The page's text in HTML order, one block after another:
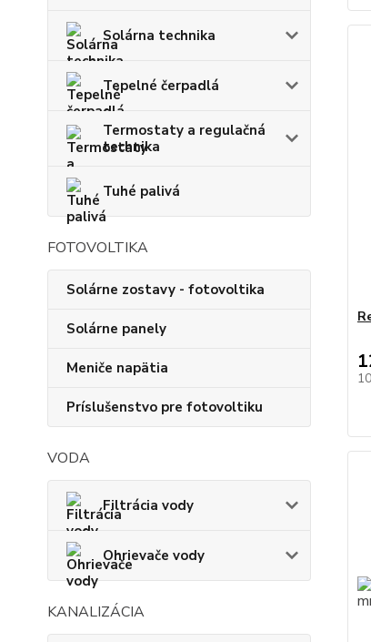
Solárna technika
Tepelné čerpadlá
Termostaty a regulačná
technika
Tuhé palivá
FOTOVOLTIKA
Solárne zostavy - fotovoltika
Solárne panely
Meniče napätia
Príslušenstvo pre fotovoltiku
VODA
Filtrácia vody
Ohrievače vody
KANALIZÁCIA